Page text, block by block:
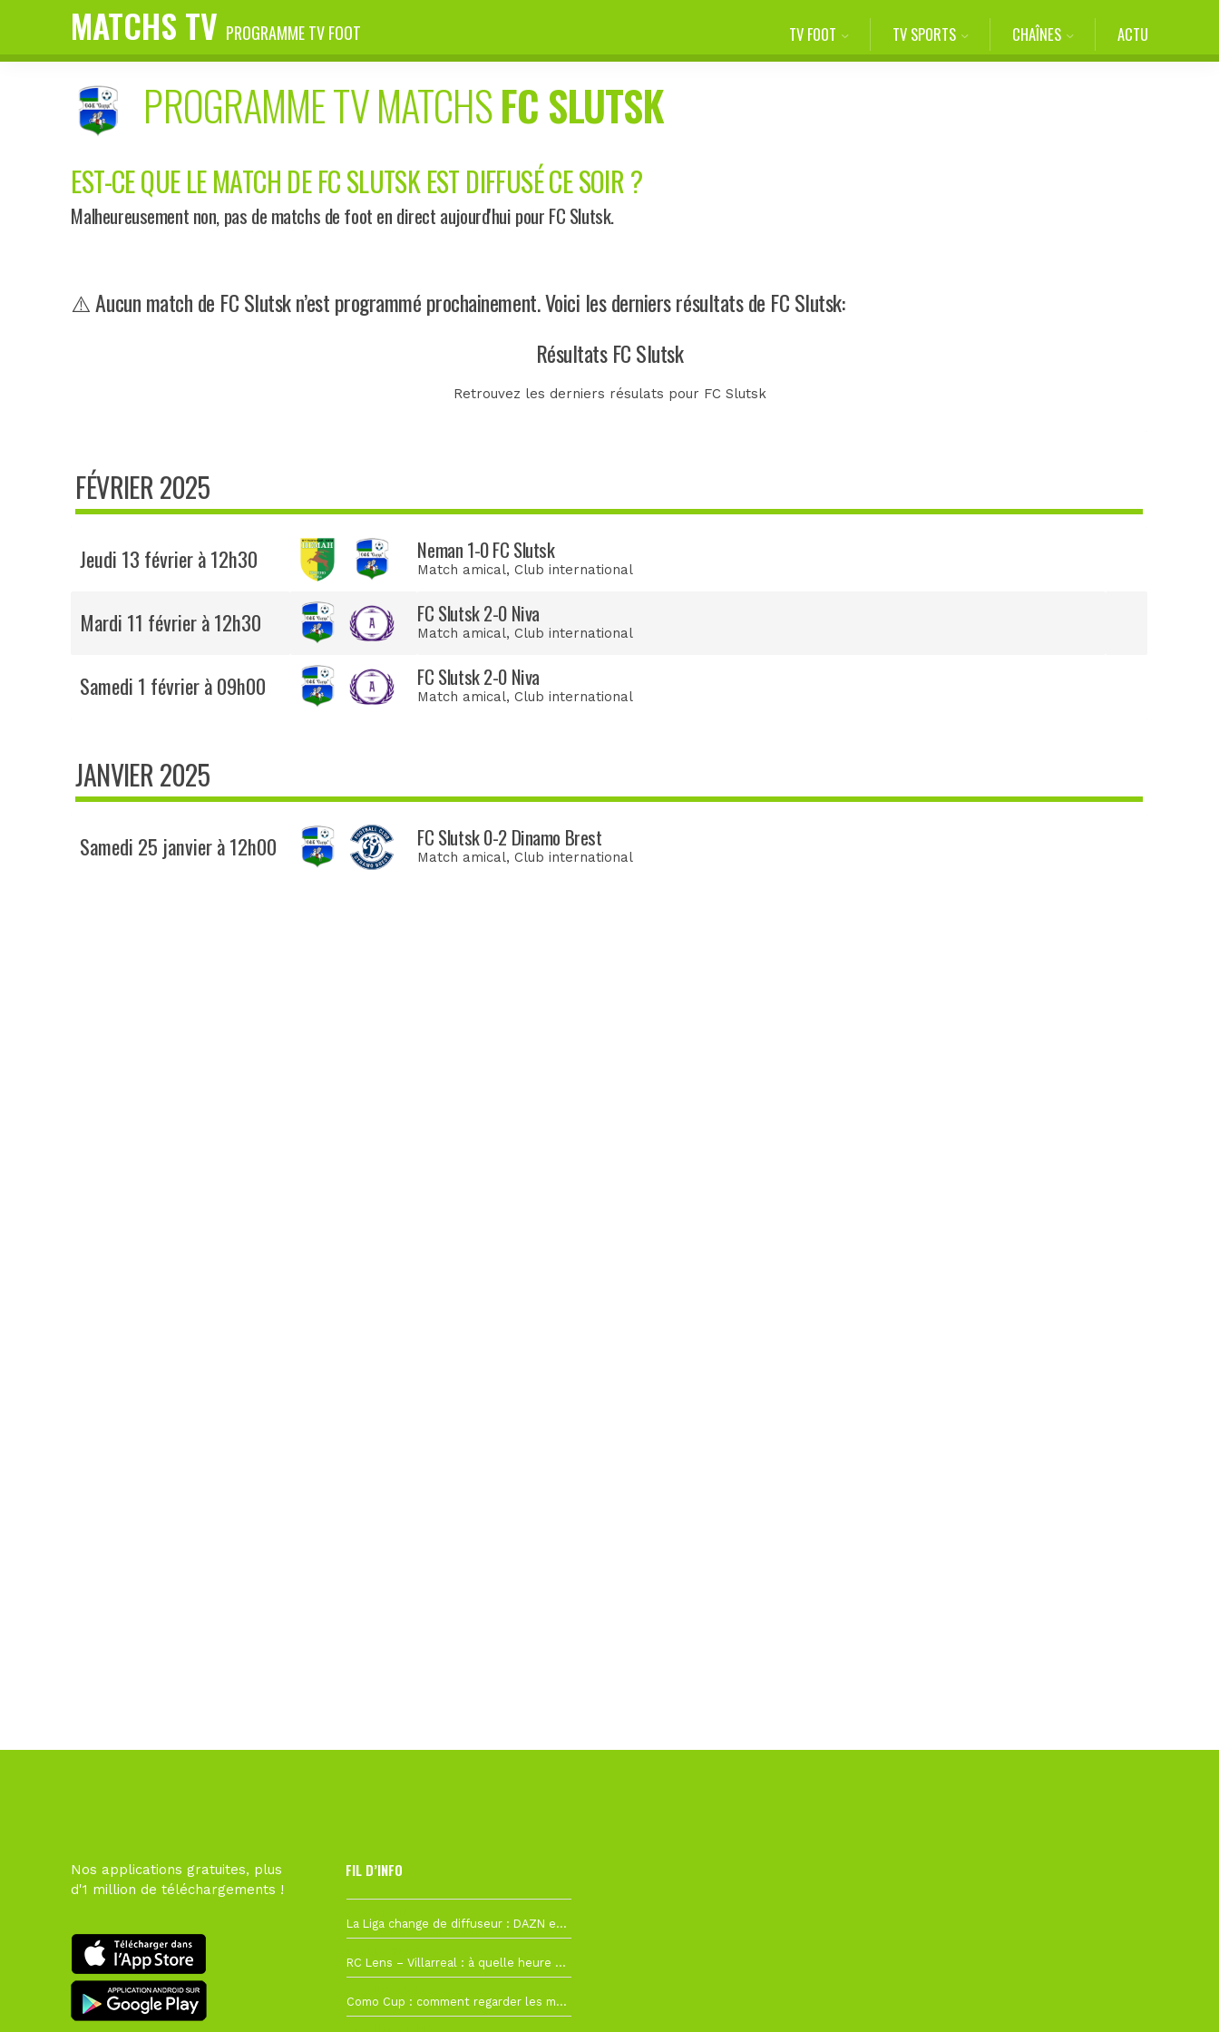
MATCHS TV PROGRAMME TV FOOT TV FOOT TV SPORTS CHAÎNES ACTU
PROGRAMME TV MATCHSFC SLUTSK
EST-CE QUE LE MATCH DE FC SLUTSK EST DIFFUSÉ CE SOIR ?
Malheureusement non, pas de matchs de foot en direct aujourd'hui pour FC Slutsk.
⚠️ Aucun match de FC Slutsk n’est programmé prochainement. Voici les derniers résultats de FC Slutsk:
Résultats FC Slutsk
Retrouvez les derniers résulats pour FC Slutsk
FÉVRIER 2025
Jeudi 13 février à 12h30 Neman 1-0 FC Slutsk
Match amical, Club international
Mardi 11 février à 12h30 FC Slutsk 2-0 Niva
Match amical, Club international
Samedi 1 février à 09h00 FC Slutsk 2-0 Niva
Match amical, Club international
JANVIER 2025
Samedi 25 janvier à 12h00 FC Slutsk 0-2 Dinamo Brest
Match amical, Club international
Nos applications gratuites, plus
d'1 million de téléchargements !
FIL D’INFO
La Liga change de diffuseur : DAZN et Disney+ remplacent beIN Sports !
RC Lens – Villarreal : à quelle heure et sur quelle chaîne voir la finale de la Como Cup ?
Como Cup : comment regarder les matchs du RC Lens en direct ?